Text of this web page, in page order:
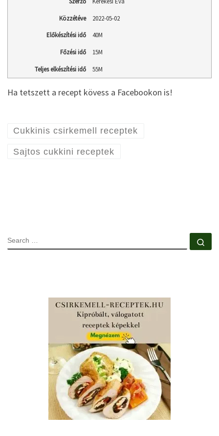
Közzétéve 2022-05-02
Előkészítési idő 40M
Főzési idő 15M
Teljes elkészítési idő 55M
Ha tetszett a recept kövess a Facebookon is!
Cukkinis csirkemell receptek
Sajtos cukkini receptek
SEARCH